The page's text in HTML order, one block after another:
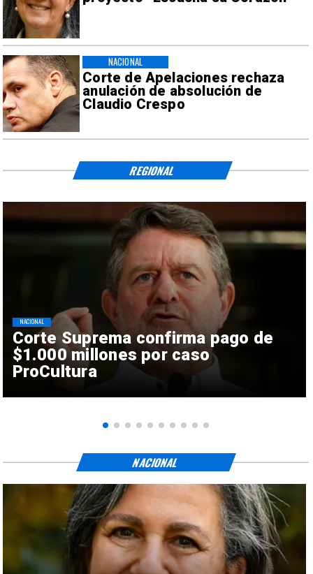
Corte de Apelaciones rechaza
anulación de absolución de
Claudio Crespo
NACIONAL
Corte Suprema confirma pago de
$1.000 millones por caso
ProCultura
NACIONAL
REGIONAL
NACIONAL